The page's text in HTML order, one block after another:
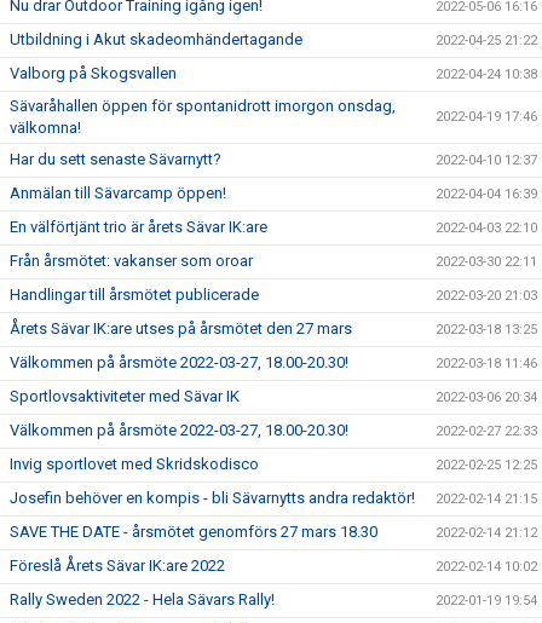
Nu drar Outdoor Training igång igen! 2022-05-06 16:16
Utbildning i Akut skadeomhändertagande 2022-04-25 21:22
Valborg på Skogsvallen 2022-04-24 10:38
Sävaråhallen öppen för spontanidrott imorgon onsdag,
välkomna!
2022-04-19 17:46
Har du sett senaste Sävarnytt? 2022-04-10 12:37
Anmälan till Sävarcamp öppen! 2022-04-04 16:39
En välförtjänt trio är årets Sävar IK:are 2022-04-03 22:10
Från årsmötet: vakanser som oroar 2022-03-30 22:11
Handlingar till årsmötet publicerade 2022-03-20 21:03
Årets Sävar IK:are utses på årsmötet den 27 mars 2022-03-18 13:25
Välkommen på årsmöte 2022-03-27, 18.00-20.30! 2022-03-18 11:46
Sportlovsaktiviteter med Sävar IK 2022-03-06 20:34
Välkommen på årsmöte 2022-03-27, 18.00-20.30! 2022-02-27 22:33
Invig sportlovet med Skridskodisco 2022-02-25 12:25
Josefin behöver en kompis - bli Sävarnytts andra redaktör! 2022-02-14 21:15
SAVE THE DATE - årsmötet genomförs 27 mars 18.30 2022-02-14 21:12
Föreslå Årets Sävar IK:are 2022 2022-02-14 10:02
Rally Sweden 2022 - Hela Sävars Rally! 2022-01-19 19:54